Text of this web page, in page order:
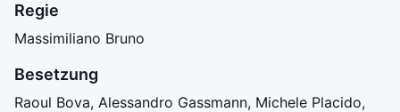
Regie
Massimiliano Bruno
Besetzung
Raoul Bova, Alessandro Gassmann, Michele Placido,